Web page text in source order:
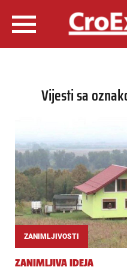
Vijesti sa
ZANIMLJIVOSTI
ZANIMLJIVA IDEJA